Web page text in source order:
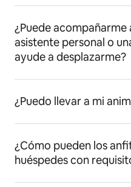
¿Puede acompañarme
asistente personal o
ayude a desplazarme?
¿Puedo llevar a mi
¿Cómo pueden los
huéspedes con